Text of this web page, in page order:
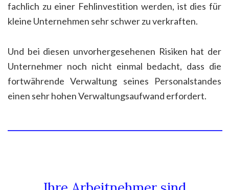
fachlich zu einer Fehlinvestition werden, ist dies für
kleine Unternehmen sehr schwer zu verkraften.
Und bei diesen unvorhergesehenen Risiken hat der
Unternehmer noch nicht einmal bedacht, dass die
fortwährende Verwaltung seines Personalstandes
einen sehr hohen Verwaltungsaufwand erfordert.